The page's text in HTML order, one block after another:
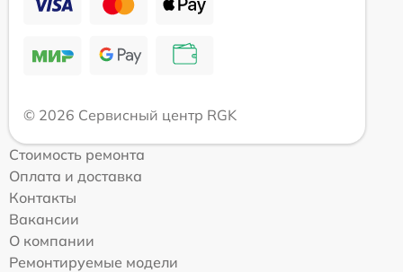
© 2026 Сервисный центр RGK
Стоимость ремонта
Оплата и доставка
Контакты
Вакансии
О компании
Ремонтируемые модели